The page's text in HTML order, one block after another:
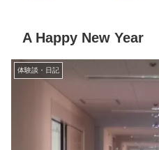
A Happy New Year
体験談・日記